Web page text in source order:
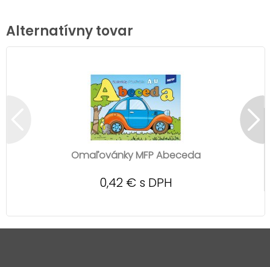
Alternatívny tovar
Omaľovánky MFP Abeceda
0,42 € s DPH